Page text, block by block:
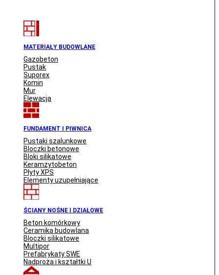
MATERIAŁY BUDOWLANE
Gazobeton
Pustak
Suporex
Komin
Mur
Elewacja
FUNDAMENT I PIWNICA
Pustaki szalunkowe
Bloczki betonowe
Bloki silikatowe
Keramzytobeton
Płyty XPS
Elementy uzupełniające
ŚCIANY NOŚNE I DZIAŁOWE
Beton komórkowy
Ceramika budowlana
Bloczki silikatowe
Multipor
Prefabrykaty SWE
Nadproża i kształtki U